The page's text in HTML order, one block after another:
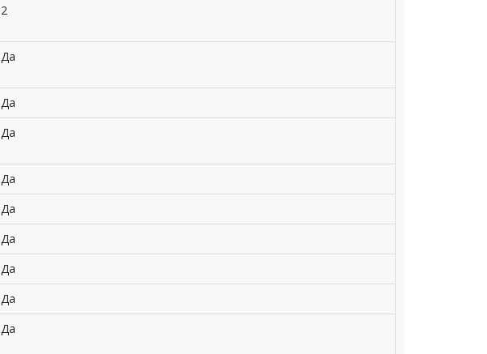
2
Да
Да
Да
Да
Да
Да
Да
Да
Да